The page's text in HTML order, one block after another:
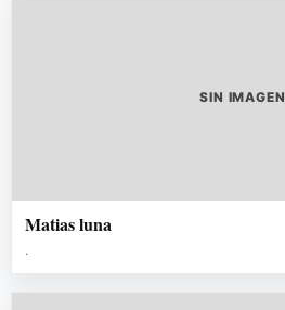
SIN IMAGEN
Matias luna
.